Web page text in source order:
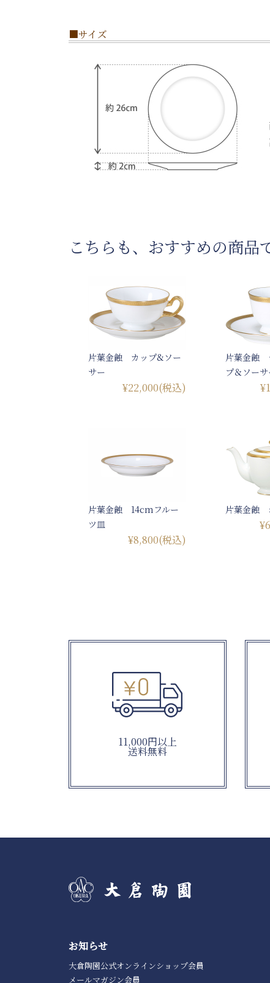
■サイズ
こちらも、おすすめの商品
片葉金蝕 カップ&ソー
サー
¥22,000(税込)
片葉金蝕
プ＆ソーサ
片葉金蝕 14cmフルー
ツ皿
¥8,800(税込)
片葉金蝕
11,000円以上
送料無料
お知らせ
大倉陶園公式オンラインショップ会員
メールマガジン会員